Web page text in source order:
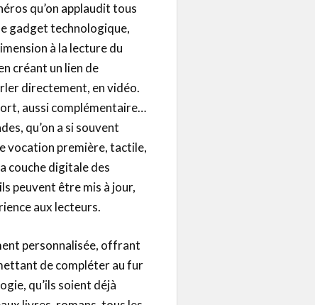
qu’on applaudit tous
gadget technologique,
à la lecture du
créant un lien de
directement, en vidéo.
aussi complémentaire…
qu’on a si souvent
vocation première, tactile,
couche digitale des
peuvent être mis à jour,
aux lecteurs.
personnalisée, offrant
de compléter au fur
qu’ils soient déjà